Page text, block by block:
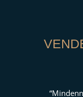
meg voltam